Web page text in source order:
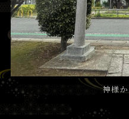
神様